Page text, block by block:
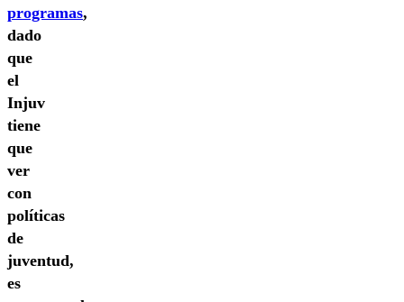
programas,
dado
que
el
Injuv
tiene
que
ver
con
políticas
de
juventud,
es